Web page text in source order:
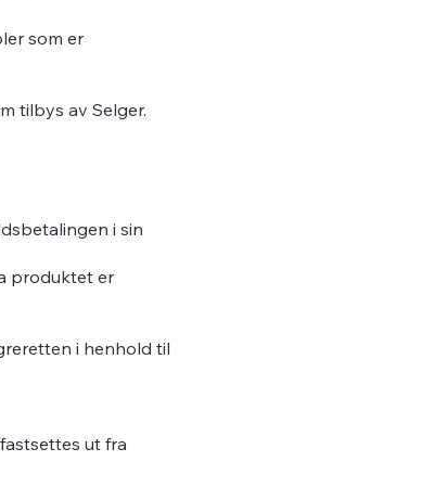
som er
tilbys av Selger.
i sin
produktet er
i henhold til
ut fra